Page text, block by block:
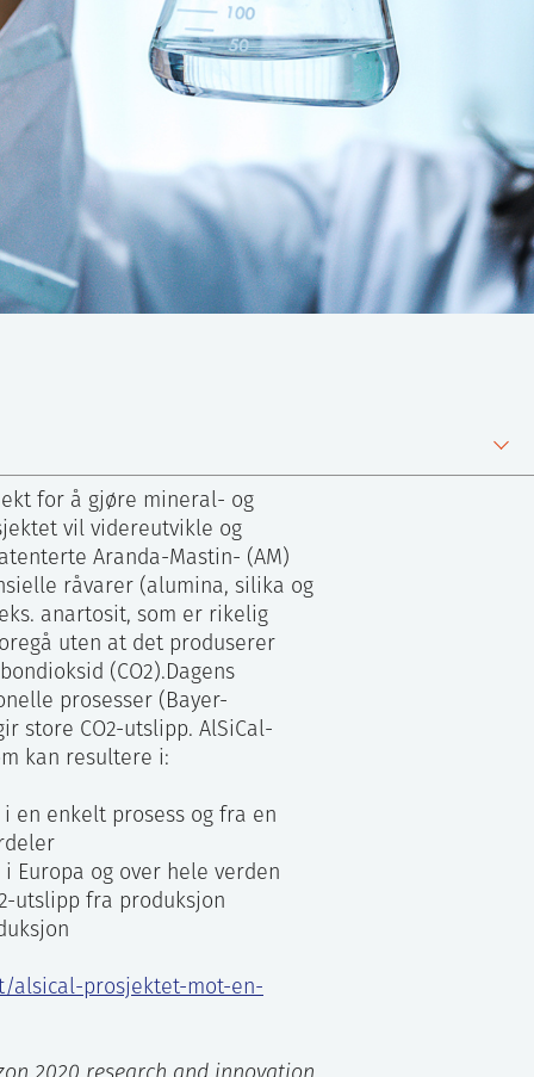
for å gjøre mineral- og
vil videreutvikle og
Aranda-Mastin- (AM)
råvarer (alumina, silika og
anartosit, som er rikelig
uten at det produserer
(CO2).Dagens
prosesser (Bayer-
store CO2-utslipp. AlSiCal-
kan resultere i:
en enkelt prosess og fra en
Europa og over hele verden
utslipp fra produksjon
prosjektet-mot-en-